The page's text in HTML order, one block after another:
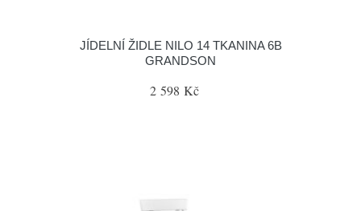
JÍDELNÍ ŽIDLE NILO 14 TKANINA 6B
GRANDSON
2 598 Kč